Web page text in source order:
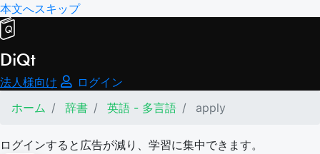
本文へスキップ
DiQt
法人様向け
ログイン
ホーム
辞書 英語 - 多言語 apply
ログインすると広告が減り、学習に集中できます。